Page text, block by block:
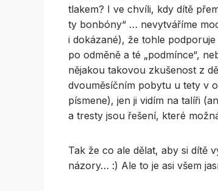
tlakem? I ve chvíli, kdy dítě
ty bonbóny“ … nevytváříme
i dokázané), že tohle
po odměně a té „podmínce“,
nějakou takovou zkušenost z
dvouměsíčním pobytu u tety v
písmene), jen ji vidím na talíři
a tresty jsou řešení, které
Tak že co ale dělat, aby si dítě
názory… :) Ale to je asi všem